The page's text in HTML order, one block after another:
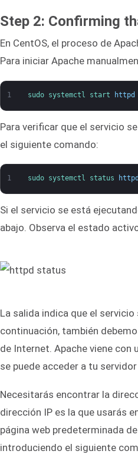
Step 2: Confirming
En CentOS, el proceso de
Para iniciar Apache
1 sudo systemctl start httpd
Para verificar que el servicio
el siguiente comando:
1 sudo systemctl status httpd
Si el servicio se está
abajo. Observa el estado
La salida indica que el
continuación, también
de Internet. Apache viene con
se puede acceder a tu
Necesitarás encontrar la
dirección IP es la que usarás
página web predeterminada
introduciendo el siguiente